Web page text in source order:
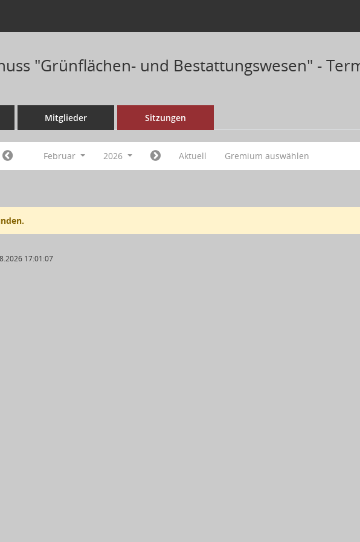
"Grünflächen- und Bestattungswesen" -
Mitglieder Sitzungen
Februar 2026 Aktuell Gremium auswählen
17:01:07